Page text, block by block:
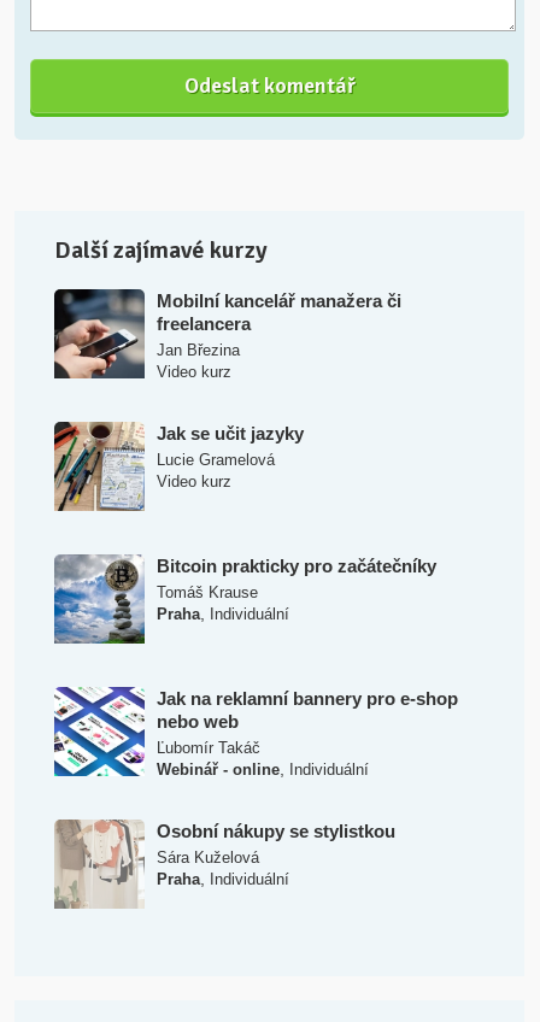
Další zajímavé kurzy
Mobilní kancelář manažera či
freelancera
Jan Březina
Video kurz
Jak se učit jazyky
Lucie Gramelová
Video kurz
Bitcoin prakticky pro začátečníky
Tomáš Krause
Praha, Individuální
Jak na reklamní bannery pro e-shop
nebo web
Ľubomír Takáč
Webinář - online, Individuální
Osobní nákupy se stylistkou
Sára Kuželová
Praha, Individuální